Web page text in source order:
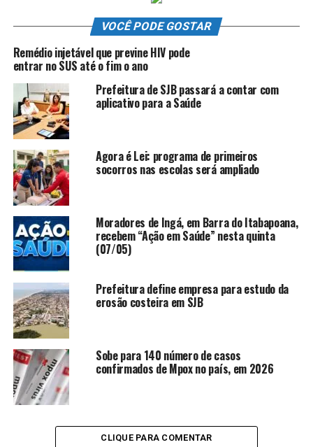
contenção e controle foram adotadas imediatamente
após a comunicação de que se tratava de um caso
com o isolamento do paciente e rastreamento dos seus
contatos, tanto nacionalmente quanto do voo
internacional, que contou com o apoio da Agência
Nacional de Vigilância Sanitária (Anvisa)”.
Casos no país
De acordo com o ministério, no momento, o Brasil
registra três casos confirmados, sendo dois em São
Paulo e um no Rio Grande do Sul. Estão em investigação
seis casos suspeitos. Todos seguem isolados e em
monitoramento.
ANÚNCIO
Edição: Kelly Oliveira Fonte: AgenciaBrasil
TÓPICOS RELACIONADOS: BRASIL DESTAQUE
VOCÊ PODE GOSTAR
Remédio injetável que previne HIV pode
entrar no SUS até o fim o ano
Prefeitura de SJB passará a contar com
aplicativo para a Saúde
Agora é Lei: programa de primeiros
socorros nas escolas será ampliado
Moradores de Ingá, em Barra do Itabapoana,
recebem “Ação em Saúde” nesta quinta
(07/05)
Prefeitura define empresa para estudo da
erosão costeira em SJB
Sobe para 140 número de casos
confirmados de Mpox no país, em 2026
CLIQUE PARA COMENTAR